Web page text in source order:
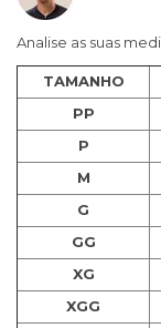
Analise as suas
TAMANHO
PP
P
M
G
GG
XG
XGG